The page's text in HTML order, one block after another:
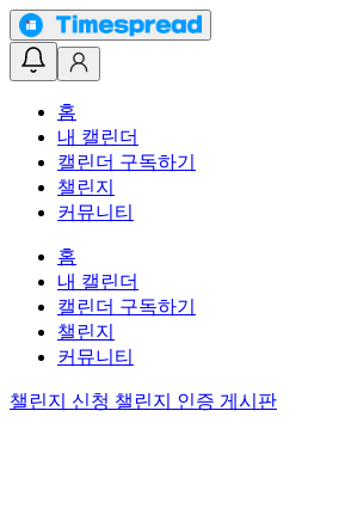
홈
내 캘린더
캘린더 구독하기
챌린지
커뮤니티
홈
내 캘린더
캘린더 구독하기
챌린지
커뮤니티
챌린지 신청 챌린지 인증 게시판